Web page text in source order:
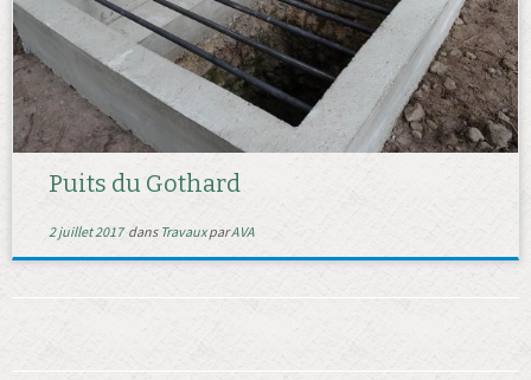
Puits du Gothard
2 juillet 2017dans TravauxparAVA